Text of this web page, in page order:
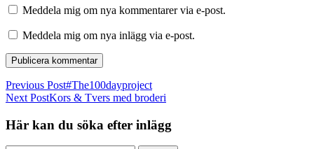
Meddela mig om nya kommentarer via e-post.
Meddela mig om nya inlägg via e-post.
Previous Post#The100dayproject
Next PostKors & Tvers med broderi
Här kan du söka efter inlägg